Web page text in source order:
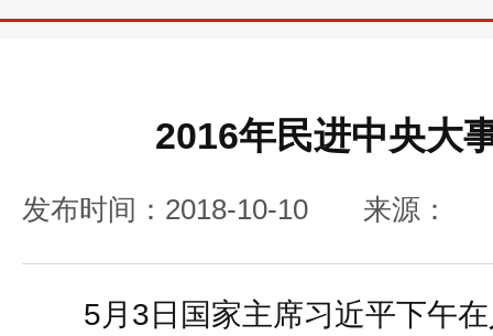
2016年民进中央大
发布时间：2018-10-10 来源：
5月3日国家主席习近平下午在